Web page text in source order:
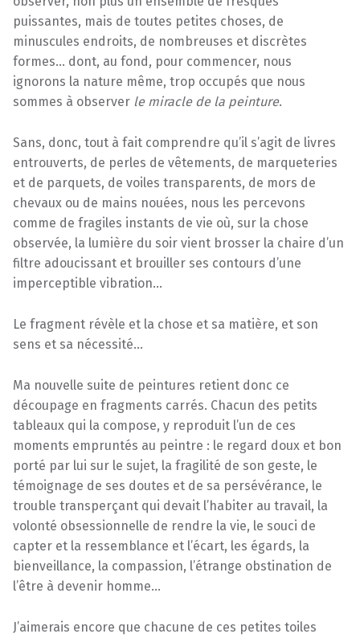
puissantes, mais de toutes petites choses, de
minuscules endroits, de nombreuses et discrètes
formes… dont, au fond, pour commencer, nous
ignorons la nature même, trop occupés que nous
sommes à observer le miracle de la peinture.
Sans, donc, tout à fait comprendre qu’il s’agit de livres
entrouverts, de perles de vêtements, de marqueteries
et de parquets, de voiles transparents, de mors de
chevaux ou de mains nouées, nous les percevons
comme de fragiles instants de vie où, sur la chose
observée, la lumière du soir vient brosser la chaire d’un
filtre adoucissant et brouiller ses contours d’une
imperceptible vibration…
Le fragment révèle et la chose et sa matière, et son
sens et sa nécessité…
Ma nouvelle suite de peintures retient donc ce
découpage en fragments carrés. Chacun des petits
tableaux qui la compose, y reproduit l’un de ces
moments empruntés au peintre : le regard doux et bon
porté par lui sur le sujet, la fragilité de son geste, le
témoignage de ses doutes et de sa persévérance, le
trouble transperçant qui devait l’habiter au travail, la
volonté obsessionnelle de rendre la vie, le souci de
capter et la ressemblance et l’écart, les égards, la
bienveillance, la compassion, l’étrange obstination de
l’être à devenir homme…
J’aimerais encore que chacune de ces petites toiles